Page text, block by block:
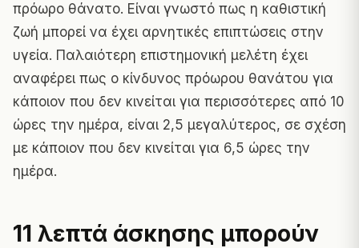
πρόωρο θάνατο. Είναι γνωστό πως η καθιστική
ζωή μπορεί να έχει αρνητικές επιπτώσεις στην
υγεία. Παλαιότερη επιστημονική μελέτη έχει
αναφέρει πως ο κίνδυνος πρόωρου θανάτου για
κάποιον που δεν κινείται για περισσότερες από 10
ώρες την ημέρα, είναι 2,5 μεγαλύτερος, σε σχέση
με κάποιον που δεν κινείται για 6,5 ώρες την
ημέρα.
11 λεπτά άσκησης μπορούν